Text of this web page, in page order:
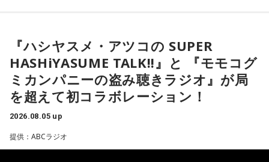
◆「会社は宇宙なんですよ」社長だからこそ見える景色
企業理念として掲げる「ハグレモノをツワモノに」につい
て、「まだ大人に見つかっていない若い才能を見つけてき
て、社会との接点をつくること」と説明。ストリートスナッ
プで将来スターになる若者を見つけ出すような感覚に近いと
森下圭子さんは、ムーミン研究をきっかけに1994年にフィン
ランドへ渡りました。大学時代に作品を読み返した際、「な
んて前衛的な文学なんだろう」と衝撃を受け、その背景にあ
る文化や社会を知りたいと思ったことが渡航のきっかけだっ
たと振り返ります。現在はヘルシンキを拠点に、翻訳や通
ンドの暮らしや文化を発信しています。
森下さんが初めてフィンランドを訪れた1994年は、深刻な経
『ハシヤスメ・アツコの SUPER
HASHiYASUME TALK!!』と 『モモコグ
ミカンパニーの盗み聴きラジオ』が局
を超えて初コラボレーション！
2026.08.05 up
提供：ABCラジオ